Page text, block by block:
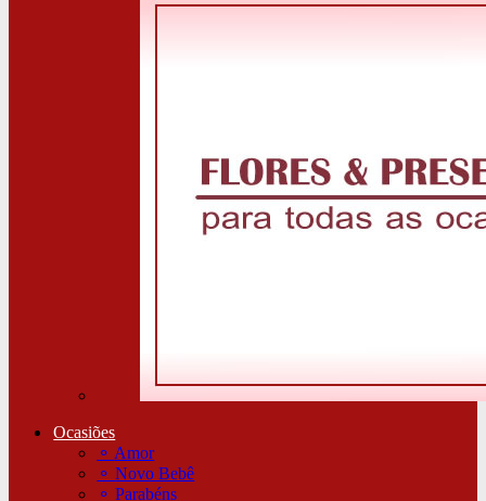
Ocasiões
⚬ Amor
⚬Novo Bebê
⚬Parabéns